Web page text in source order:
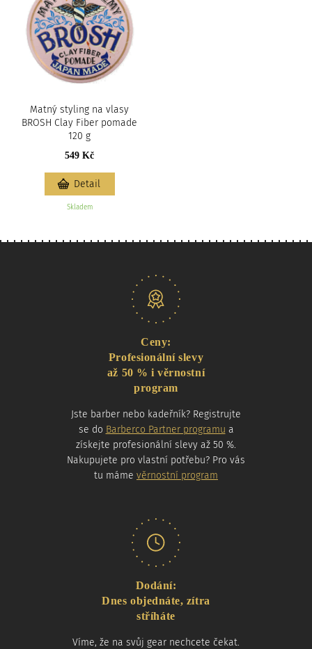
Matný styling na vlasy
BROSH Clay Fiber pomade
120 g
549 Kč
Skladem
Detail
Ceny:
Profesionální slevy
až 50 % i věrnostní
program
Jste barber nebo kadeřník? Registrujte
se do Barberco Partner programu a
získejte profesionální slevy až 50 %.
Nakupujete pro vlastní potřebu? Pro vás
tu máme věrnostní program
Dodání:
Dnes objednáte, zítra
stříháte
Víme, že na svůj gear nechcete čekat.